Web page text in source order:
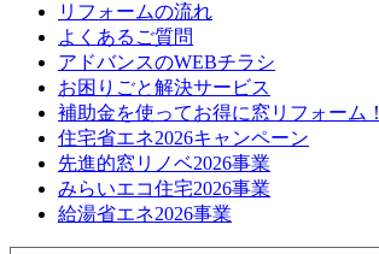
リフォームの流れ
よくあるご質問
アドバンスのWEBチラシ
お困りごと解決サービス
補助金を使ってお得に窓リフォーム！
住宅省エネ2026キャンペーン
先進的窓リノベ2026事業
みらいエコ住宅2026事業
給湯省エネ2026事業